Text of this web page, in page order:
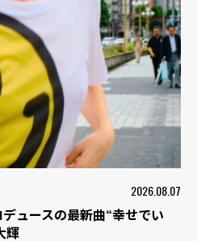
2026.08.07
ュースの最新曲“幸せでい
輝